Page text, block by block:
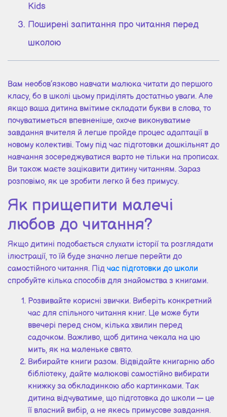
Kids
Поширені запитання про читання перед
школою
Вам необов’язково навчати малюка читати до першого
класу, бо в школі цьому приділять достатньо уваги. Але
якщо ваша дитина вмітиме складати букви в слова, то
почуватиметься впевненіше, охоче виконуватиме
завдання вчителя й легше пройде процес адаптації в
новому колективі. Тому під час підготовки дошкільнят до
навчання зосереджуватися варто не тільки на прописах.
Ви також маєте зацікавити дитину читанням. Зараз
розповімо, як це зробити легко й без примусу.
Як прищепити малечі
любов до читання?
Якщо дитині подобається слухати історії та розглядати
ілюстрації, то їй буде значно легше перейти до
самостійного читання. Під час підготовки до школи
спробуйте кілька способів для знайомства з книгами.
Розвивайте корисні звички. Виберіть конкретний
час для спільного читання книг. Це може бути
ввечері перед сном, кілька хвилин перед
садочком. Важливо, щоб дитина чекала на цю
мить, як на маленьке свято.
Вибирайте книги разом. Відвідайте книгарню або
бібліотеку, дайте малюкові самостійно вибирати
книжку за обкладинкою або картинками. Так
дитина відчуватиме, що підготовка до школи — це
її власний вибір, а не якесь примусове завдання.